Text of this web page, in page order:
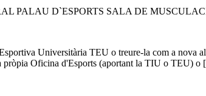
PALAU D`ESPORTS SALA DE
Universitària TEU o treure-la com a nova
Oficina d'Esports (aportant la TIU o TEU) o